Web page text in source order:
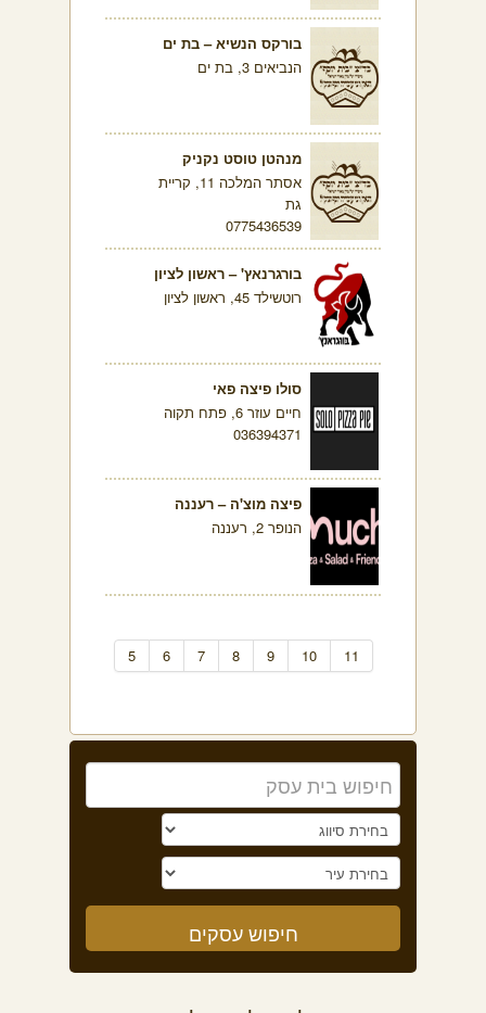
בורקס הנשיא – בת ים
הנביאים 3, בת ים
מנהטן טוסט נקניק
אסתר המלכה 11, קריית
גת
0775436539
בורגרנאץ' – ראשון לציון
רוטשילד 45, ראשון לציון
סולו פיצה פאי
חיים עוזר 6, פתח תקוה
036394371
פיצה מוצ'ה – רעננה
הנופר 2, רעננה
5 6 7 8 9 10 11